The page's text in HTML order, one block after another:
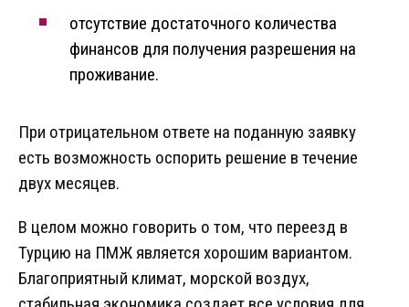
отсутствие достаточного количества
финансов для получения разрешения на
проживание.
При отрицательном ответе на поданную заявку
есть возможность оспорить решение в течение
двух месяцев.
В целом можно говорить о том, что переезд в
Турцию на ПМЖ является хорошим вариантом.
Благоприятный климат, морской воздух,